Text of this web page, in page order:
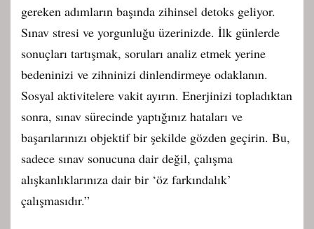
gereken adımların başında zihinsel detoks geliyor.
Sınav stresi ve yorgunluğu üzerinizde. İlk günlerde
sonuçları tartışmak, soruları analiz etmek yerine
bedeninizi ve zihninizi dinlendirmeye odaklanın.
Sosyal aktivitelere vakit ayırın. Enerjinizi topladıktan
sonra, sınav sürecinde yaptığınız hataları ve
başarılarınızı objektif bir şekilde gözden geçirin. Bu,
sadece sınav sonucuna dair değil, çalışma
alışkanlıklarınıza dair bir ‘öz farkındalık’
çalışmasıdır.”